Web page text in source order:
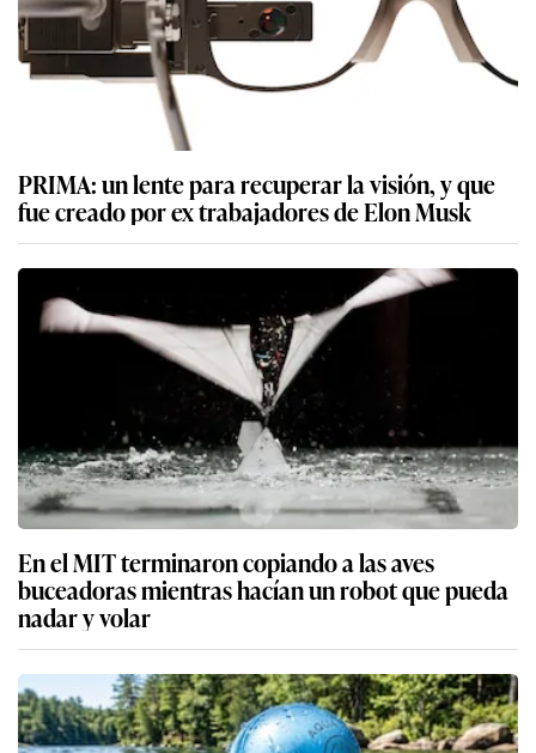
PRIMA: un lente para recuperar la visión, y que
fue creado por ex trabajadores de Elon Musk
En el MIT terminaron copiando a las aves
buceadoras mientras hacían un robot que pueda
nadar y volar